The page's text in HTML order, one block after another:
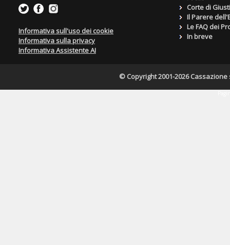
Informativa sull'uso dei cookie
Informativa sulla privacy
Informativa Assistente AI
Corte di
Il Parere
Le FAQ dei
In breve
© Copyright 2001-2026 Cassazione